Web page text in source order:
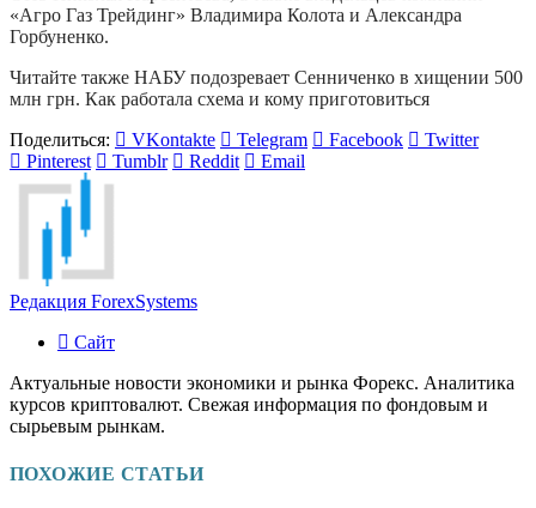
«Агро Газ Трейдинг» Владимира Колота и Александра
Горбуненко.
Читайте также НАБУ подозревает Сенниченко в хищении 500
млн грн. Как работала схема и кому приготовиться
Поделиться:
VKontakte Telegram Facebook
Twitter
Pinterest
Tumblr Reddit Email
Редакция ForexSystems
Сайт
Актуальные новости экономики и рынка Форекс. Аналитика
курсов криптовалют. Свежая информация по фондовым и
сырьевым рынкам.
ПОХОЖИЕ СТАТЬИ